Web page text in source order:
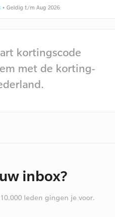
• Geldig t/m Aug 2026
kortingscode
met de korting-
inbox?
leden gingen je voor.